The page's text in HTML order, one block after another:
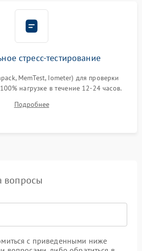
стресс-тестирование
MemTest, Iometer) для проверки
нагрузке в течение 12-24 часов.
режимов, проверка отсутствия
и подготовка сервера к выдаче.
Подробнее
вопросы
с приведенными ниже